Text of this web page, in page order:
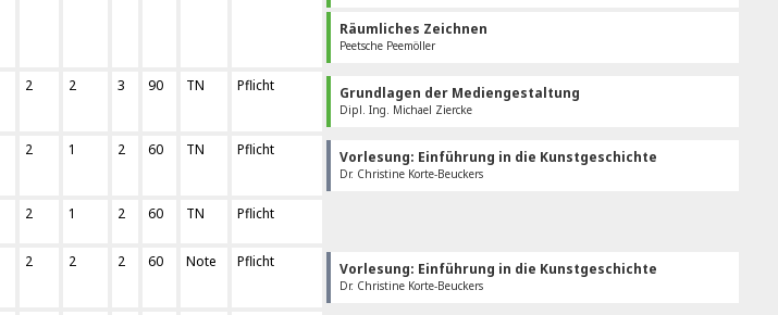
Räumliches Zeichnen
Peetsche Peemöller
2 2 3 90 TN Pflicht Grundlagen der Mediengestaltung
Dipl. Ing. Michael Ziercke
2 1 2 60 TN Pflicht Vorlesung: Einführung in die Kunstgeschichte
Dr. Christine Korte-Beuckers
2 1 2 60 TN Pflicht
2 2 2 60 Note Pflicht Vorlesung: Einführung in die Kunstgeschichte
Dr. Christine Korte-Beuckers